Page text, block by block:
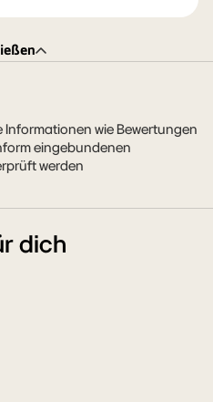
wie Bewertungen
eingebundenen
werden
dich